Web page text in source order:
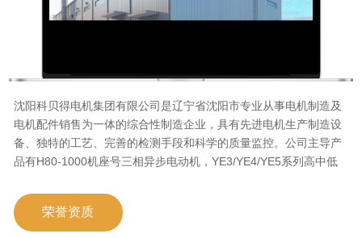
沈阳科贝得电机集团有限公司是辽宁省沈阳市专业从事电机制造及
电机配件销售为一体的综合性制造企业，具有先进电机生产制造设
备、独特的工艺、完善的检测手段和科学的质量监控。公司主导产
品有H80-1000机座号三相异步电动机，YE3/YE4/YE5系列高中低
步电动机、YCT电磁调速系列、YVP/YVF2系列变频调速三相异步
电动机、YD系列变极多速三相异步电动机、YZP/YZR/YZ系列起重
荣誉资质